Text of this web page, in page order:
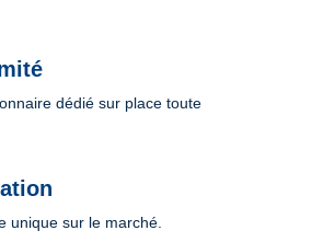
dédié sur place toute
unique sur le marché.